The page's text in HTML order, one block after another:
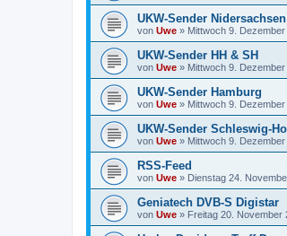
UKW-Sender
von Uwe » Mittwoch 9.
UKW-Sender HH & SH
von Uwe » Mittwoch 9. Dezember
UKW-Sender Hamburg
von Uwe » Mittwoch 9.
UKW-Sender Schleswig-
von Uwe » Mittwoch 9.
RSS-Feed
von Uwe » Dienstag 24.
Geniatech DVB-S Digistar
von Uwe » Freitag 20. November